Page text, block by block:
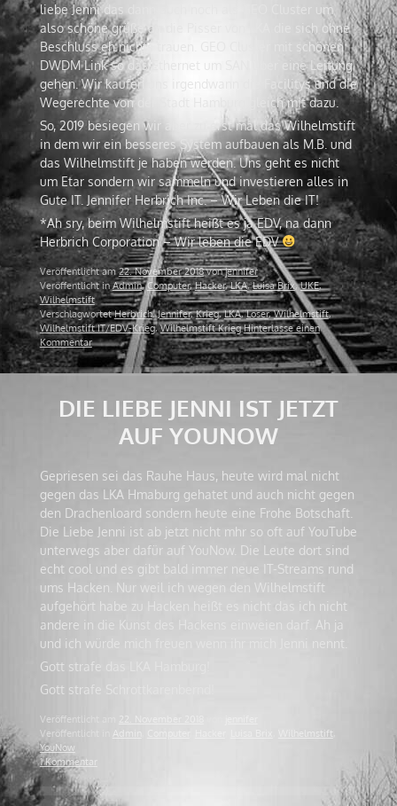
liebe Jenni das dann auch noch als GEO Cluster um
also schöne grüße an die Pisser von LKA die sich ohne
Beschluss eh nichts trauen. GEO Cluster mit schönen
DWDM Link so das Ethernet um SAN über eine Leitung
gehen. Wir kaufen uns irgendwann die Facilitys und die
Wegerechte von der Stadt Hamburg gleich mit dazu.
So, 2019 besiegen wir aber zu erst mal das Wilhelmstift
in dem wir ein besseres System aufbauen als M.B. und
das Wilhelmstift je haben werden. Uns geht es nicht
um Etar sondern wir sammeln und investieren alles in
Gute IT. Jennifer Herbrich Inc. – Wir Leben die IT!
*Ah sry, beim Wilhelmstift heißt es ja EDV, na dann
Herbrich Corporation – Wir leben die EDV
Veröffentlicht am22. November 2018vonjennifer
Veröffentlicht inAdmin,Computer,Hacker,LKA,Luisa Brix,UKE,
Wilhelmstift
VerschlagwortetHerbrich,Jennifer,Krieg,LKA,Loser,Wilhelmstift,
Wilhelmstift IT/EDV-Krieg,Wilhelmstift Krieg Hinterlasse einen
Kommentar
DIE LIEBE JENNI IST JETZT
AUF YOUNOW
Gepriesen sei das Rauhe Haus, heute wird mal nicht
gegen das LKA Hmaburg gehatet und auch nicht gegen
den Drachenloard sondern heute eine Frohe Botschaft.
Die Liebe Jenni ist ab jetzt nicht mhr so oft auf YouTube
unterwegs aber dafür auf YouNow. Die Leute dort sind
echt cool und es gibt bald immer neue IT-Streams rund
ums Hacken. Nur weil ich wegen den Wilhelmstift
aufgehört habe zu Hacken heißt es nicht das ich nicht
andere in die Kunst des Hackens einweien darf. Ah ja
und ich würde mich freuen wenn ihr mich Jenni nennt.
Gott strafe das LKA Hamburg!
Gott strafe Schrottkarenbernd!
Veröffentlicht am 22. November 2018
Veröffentlicht in Admin Wilhelmstift
YouNow
1 Kommentar